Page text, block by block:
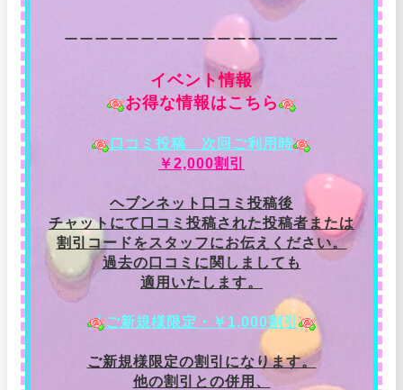
ーーーーーーーーーーーーーーーーーー
イベント情報
お得な情報はこちら
口コミ投稿 次回ご利用時
￥2,000割引
ヘブンネット口コミ投稿後
チャットにて口コミ投稿された投稿者または
割引コードをスタッフにお伝えください。
過去の口コミに関しましても
適用いたします。
ご新規様限定・￥1,000割引
ご新規様限定の割引になります。
他の割引との併用、